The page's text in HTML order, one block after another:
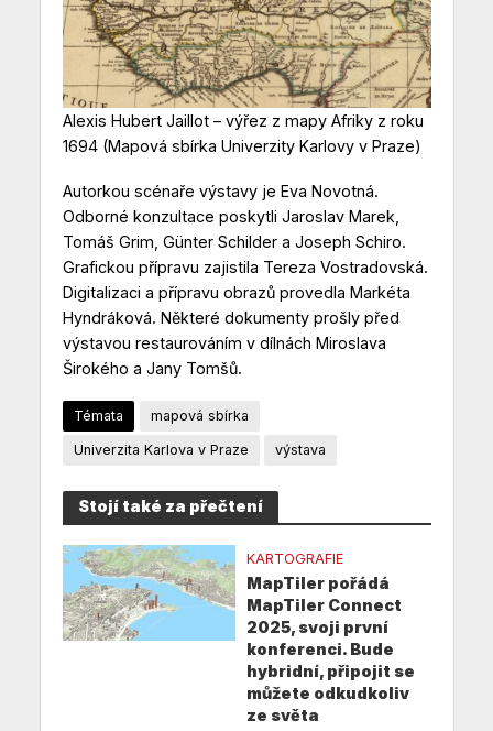
Alexis Hubert Jaillot – výřez z mapy Afriky z roku
1694 (Mapová sbírka Univerzity Karlovy v Praze)
Autorkou scénaře výstavy je Eva Novotná.
Odborné konzultace poskytli Jaroslav Marek,
Tomáš Grim, Günter Schilder a Joseph Schiro.
Grafickou přípravu zajistila Tereza Vostradovská.
Digitalizaci a přípravu obrazů provedla Markéta
Hyndráková. Některé dokumenty prošly před
výstavou restaurováním v dílnách Miroslava
Širokého a Jany Tomšů.
Témata mapová sbírka
Univerzita Karlova v Praze výstava
Stojí také za přečtení
KARTOGRAFIE
MapTiler pořádá
MapTiler Connect
2025, svoji první
konferenci. Bude
hybridní, připojit se
můžete odkudkoliv
ze světa